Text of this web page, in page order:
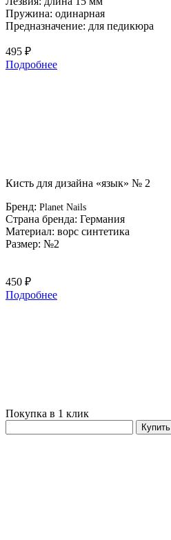
Пружина: одинарная
Предназначение: для педикюра
495 ₽
Подробнее
Кисть для дизайна «язык» № 2
Бренд: Planet Nails
Страна бренда: Германия
Материал: ворс синтетика
Размер: №2
450 ₽
Подробнее
Покупка в 1 клик
Купить